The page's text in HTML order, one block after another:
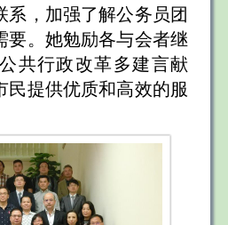
系，加强了解公务员团
要。她勉励各与会者继
共行政改革多建言献
民提供优质和高效的服